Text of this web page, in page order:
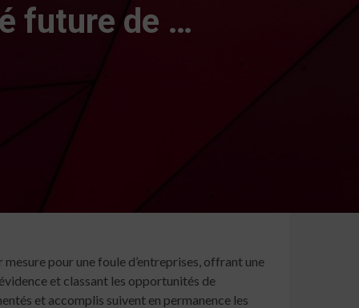
future de …
pour une foule d’entreprises, offrant une
et classant les opportunités de
et accomplis suivent en permanence les